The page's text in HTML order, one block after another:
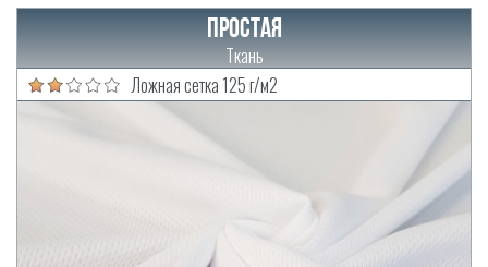
Простая
Ткань
Ложная сетка 125 г/м2